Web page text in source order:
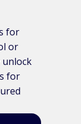
for
or
unlock
for